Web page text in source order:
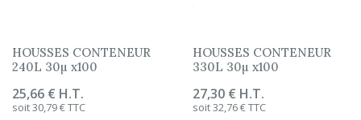
HOUSSES CONTENEUR
240L 30µ x100
Prix
25,66 € H.T.
soit 30,79 € TTC
HOUSSES CONTENEUR
330L 30µ x100
Prix
27,30 € H.T.
soit 32,76 € TTC